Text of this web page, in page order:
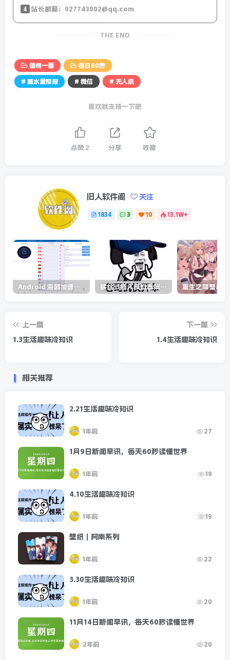
15、斯洛伐克威胁将报复乌克兰：要么恢复俄气过境，要么
赔5亿欧元；英媒曝光俄绝密文件：一旦俄与北约开战，将
【微语】这个世界，除了贫穷和衰老可以毫不费力，其他你
想要的一切，都需要拼命努力。
全国降水量预报-24小时预报图
4 站长邮箱：927743002@qq.com
THE END
值得一看 每日60秒
# 降水量预报 # 微信 # 无人机
喜欢就支持一下吧
点赞 2 分享 收藏
旧人软件阁 关注
1834 3 10 13.1W+
Android 海鸥加速器v6.6.3(解锁会员) 螺丝式插入模拟器第5代/NejicomiSimulator.Vol.5.v1.0.2
上一篇
1.3生活趣味冷知识
下一篇
1.4生活趣味冷知识
相关推荐
2.21生活趣味冷知识
1年前 27
1月9日新闻早讯，每天60秒读懂世界
1年前 19
4.10生活趣味冷知识
1年前 19
壁纸｜柯南系列
1年前 22
3.30生活趣味冷知识
1年前 20
11月14日新闻早讯，每天60秒读懂世界
2年前 20